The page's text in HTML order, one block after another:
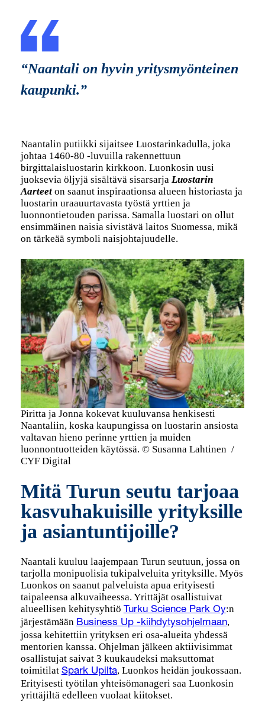
“Naantali on hyvin yritysmyönteinen
kaupunki.”
Naantalin putiikki sijaitsee Luostarinkadulla, joka
johtaa 1460-80 -luvuilla rakennettuun
birgittalaisluostarin kirkkoon. Luonkosin uusi
juoksevia öljyjä sisältävä sisarsarja Luostarin
Aarteeton saanut inspiraationsa alueen historiasta ja
luostarin uraauurtavasta työstä yrttien ja
luonnontietouden parissa. Samalla luostari on ollut
ensimmäinen naisia sivistävä laitos Suomessa, mikä
on tärkeää symboli naisjohtajuudelle.
Piritta ja Jonna kokevat kuuluvansa henkisesti
Naantaliin, koska kaupungissa on luostarin ansiosta
valtavan hieno perinne yrttien ja muiden
luonnontuotteiden käytössä. © Susanna Lahtinen /
CYF Digital
Mitä Turun seutu tarjoaa
kasvuhakuisille yrityksille
ja asiantuntijoille?
Naantali kuuluu laajempaan Turun seutuun, jossa on
tarjolla monipuolisia tukipalveluita yrityksille. Myös
Luonkos on saanut palveluista apua erityisesti
taipaleensa alkuvaiheessa. Yrittäjät osallistuivat
alueellisen kehitysyhtiö Turku Science Park Oy:n
järjestämään Business Up -kiihdytysohjelmaan,
jossa kehitettiin yrityksen eri osa-alueita yhdessä
mentorien kanssa. Ohjelman jälkeen aktiivisimmat
osallistujat saivat 3 kuukaudeksi maksuttomat
toimitilat Spark Upilta, Luonkos heidän joukossaan.
Erityisesti työtilan yhteisömanageri saa Luonkosin
yrittäjiltä edelleen vuolaat kiitokset.